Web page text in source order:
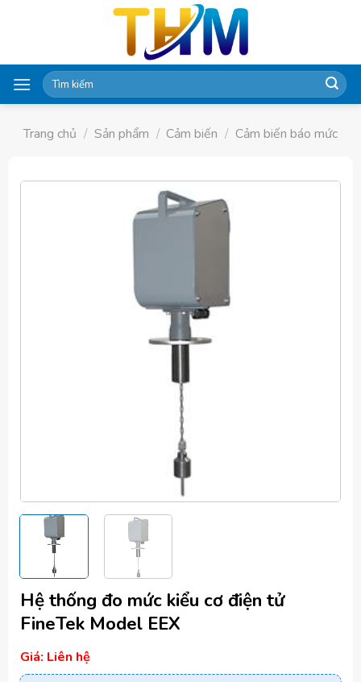
Tìm
kiếm:
Trang chủ / Sản phẩm / Cảm biến / Cảm biến báo mức
Hệ thống đo mức kiểu cơ điện tử
FineTek Model EEX
Giá: Liên hệ